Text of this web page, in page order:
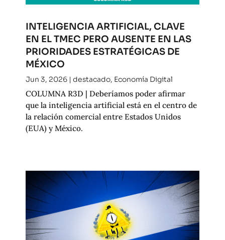
INTELIGENCIA ARTIFICIAL, CLAVE
EN EL TMEC PERO AUSENTE EN LAS
PRIORIDADES ESTRATÉGICAS DE
MÉXICO
Jun 3, 2026| destacado, Economía Digital
COLUMNA R3D | Deberíamos poder afirmar
que la inteligencia artificial está en el centro de
la relación comercial entre Estados Unidos
(EUA) y México.